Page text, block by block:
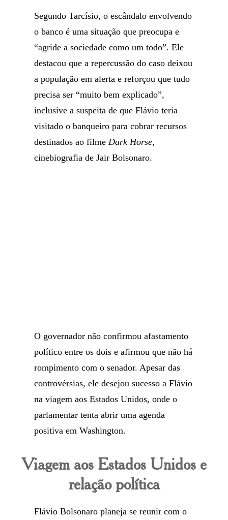
Segundo Tarcísio, o escândalo envolvendo
o banco é uma situação que preocupa e
“agride a sociedade como um todo”. Ele
destacou que a repercussão do caso deixou
a população em alerta e reforçou que tudo
precisa ser “muito bem explicado”,
inclusive a suspeita de que Flávio teria
visitado o banqueiro para cobrar recursos
destinados ao filmeDark Horse,
cinebiografia de Jair Bolsonaro.
O governador não confirmou afastamento
político entre os dois e afirmou que não há
rompimento com o senador. Apesar das
controvérsias, ele desejou sucesso a Flávio
na viagem aos Estados Unidos, onde o
parlamentar tenta abrir uma agenda
positiva em Washington.
Viagem aos Estados Unidos e
relação política
Flávio Bolsonaro planeja se reunir com o